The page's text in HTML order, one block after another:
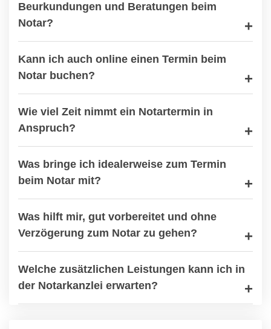
Beurkundungen und Beratungen beim
Notar?
Kann ich auch online einen Termin beim
Notar buchen?
Wie viel Zeit nimmt ein Notartermin in
Anspruch?
Was bringe ich idealerweise zum Termin
beim Notar mit?
Was hilft mir, gut vorbereitet und ohne
Verzögerung zum Notar zu gehen?
Welche zusätzlichen Leistungen kann ich in
der Notarkanzlei erwarten?